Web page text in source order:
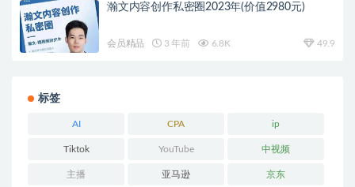
瀚文内容创作私密圈2023年(价值2980元)
会员精品 3 年前 6.8K 49.9
标签
AI CPA ip
Tiktok YouTube 中视频
主播 亚马逊 京东